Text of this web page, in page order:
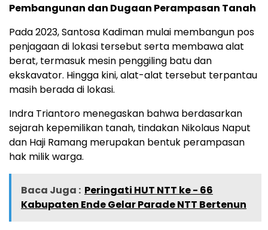
Pembangunan dan Dugaan Perampasan Tanah
Pada 2023, Santosa Kadiman mulai membangun pos
penjagaan di lokasi tersebut serta membawa alat
berat, termasuk mesin penggiling batu dan
ekskavator. Hingga kini, alat-alat tersebut terpantau
masih berada di lokasi.
Indra Triantoro menegaskan bahwa berdasarkan
sejarah kepemilikan tanah, tindakan Nikolaus Naput
dan Haji Ramang merupakan bentuk perampasan
hak milik warga.
Baca Juga : Peringati HUT NTT ke - 66
Kabupaten Ende Gelar Parade NTT Bertenun